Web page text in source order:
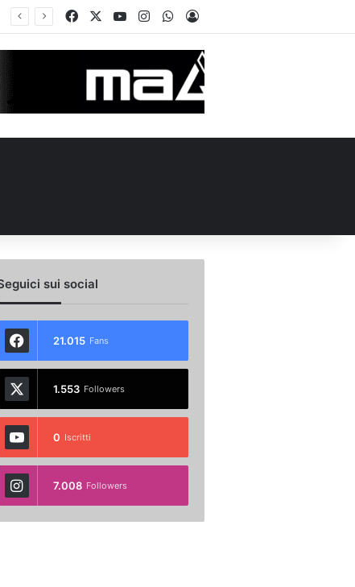
FacebookYou TubeInstagramWhatsApp
Accedi
sui social
21.015 Fans
1.553 Followers
0 Iscritti
7.008 Followers